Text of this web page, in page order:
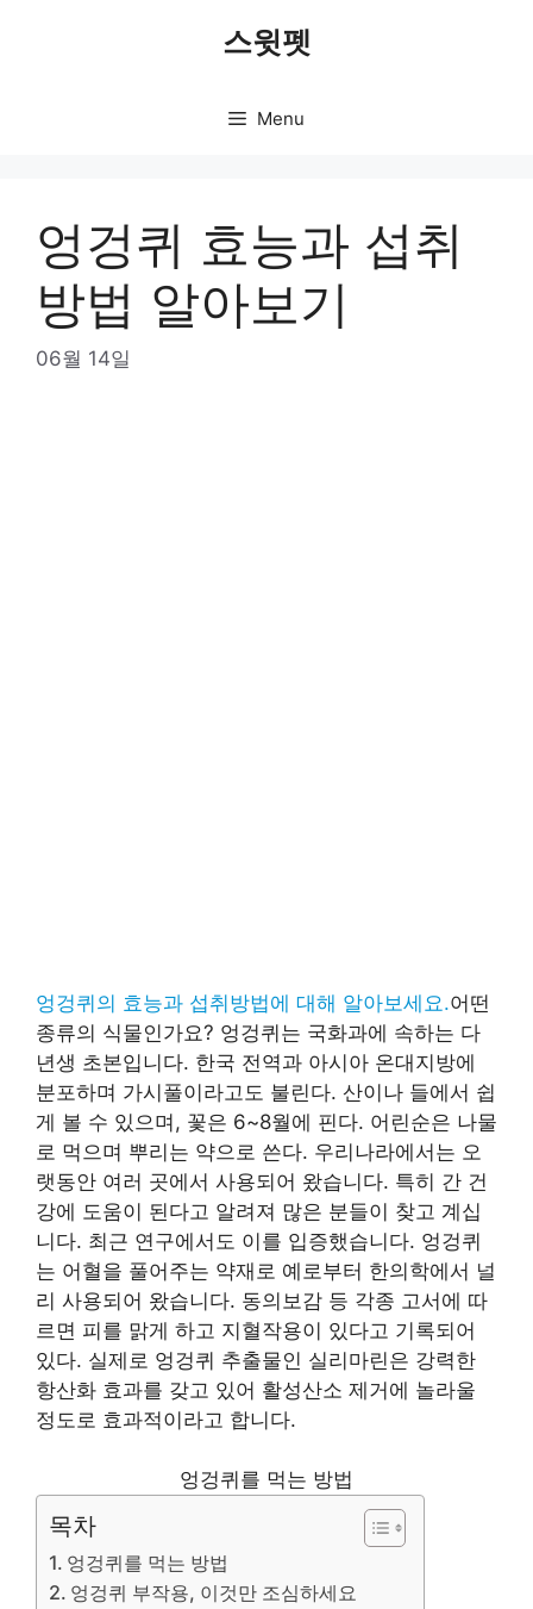
스윗펫
Menu
엉겅퀴 효능과 섭취
방법 알아보기
06월 14일
엉겅퀴의 효능과 섭취방법에 대해 알아보세요.어떤
종류의 식물인가요? 엉겅퀴는 국화과에 속하는 다
년생 초본입니다. 한국 전역과 아시아 온대지방에
분포하며 가시풀이라고도 불린다. 산이나 들에서 쉽
게 볼 수 있으며, 꽃은 6~8월에 핀다. 어린순은 나물
로 먹으며 뿌리는 약으로 쓴다. 우리나라에서는 오
랫동안 여러 곳에서 사용되어 왔습니다. 특히 간 건
강에 도움이 된다고 알려져 많은 분들이 찾고 계십
니다. 최근 연구에서도 이를 입증했습니다. 엉겅퀴
는 어혈을 풀어주는 약재로 예로부터 한의학에서 널
리 사용되어 왔습니다. 동의보감 등 각종 고서에 따
르면 피를 맑게 하고 지혈작용이 있다고 기록되어
있다. 실제로 엉겅퀴 추출물인 실리마린은 강력한
항산화 효과를 갖고 있어 활성산소 제거에 놀라울
정도로 효과적이라고 합니다.
엉겅퀴를 먹는 방법
목차
엉겅퀴를 먹는 방법
엉겅퀴 부작용, 이것만 조심하세요